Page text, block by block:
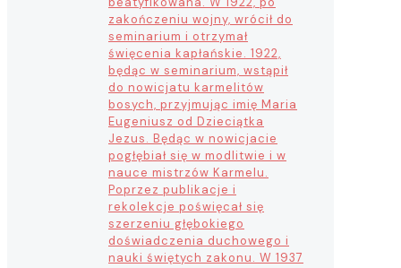
zakończeniu wojny, wrócił do
seminarium i otrzymał
święcenia kapłańskie. 1922,
będąc w seminarium, wstąpił
do nowicjatu karmelitów
bosych, przyjmując imię Maria
Eugeniusz od Dzieciątka
Jezus. Będąc w nowicjacie
pogłębiał się w modlitwie i w
nauce mistrzów Karmelu.
Poprzez publikacje i
rekolekcje poświęcał się
szerzeniu głębokiego
doświadczenia duchowego i
nauki świętych zakonu. W 1937